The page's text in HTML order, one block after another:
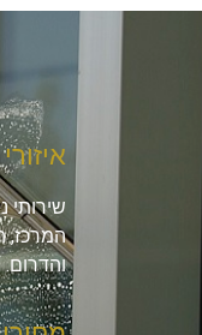
שירותי
המרכז,
והדרום.